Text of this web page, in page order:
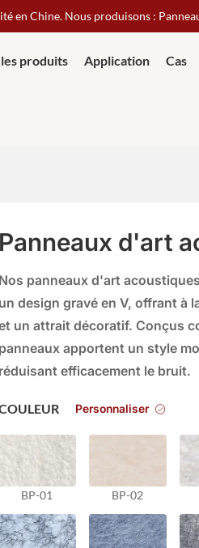
en Chine. Nous produisons :
les produits Application Cas
Panneaux d'art
Nos panneaux d'art
un design gravé en V, offrant à
un attrait décoratif. Conçus
panneaux apportent un style
réduisant efficacement le bruit.
Personnaliser
BP-01 BP-02